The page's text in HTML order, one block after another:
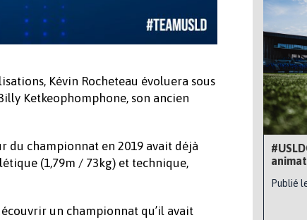
Kévin Rocheteau évoluera sous
Ketkeophomphone, son ancien
du championnat en 2019 avait déjà
(1,79m / 73kg) et technique,
un championnat qu’il avait
Publié